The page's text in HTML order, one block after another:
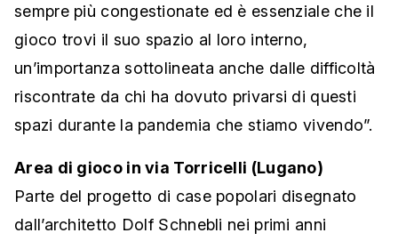
sempre più congestionate ed è essenziale che il
gioco trovi il suo spazio al loro interno,
un’importanza sottolineata anche dalle difficoltà
riscontrate da chi ha dovuto privarsi di questi
spazi durante la pandemia che stiamo vivendo”.
Area di gioco in via Torricelli (Lugano)
Parte del progetto di case popolari disegnato
dall’architetto Dolf Schnebli nei primi anni